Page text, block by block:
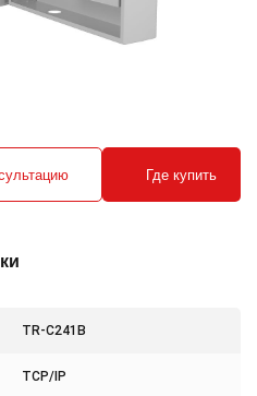
TR-C241B
TCP/IP
Где купить